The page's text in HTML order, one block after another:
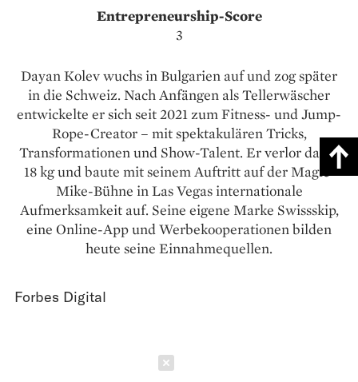
Entrepreneurship-Score
3
Dayan Kolev wuchs in Bulgarien auf und zog später
in die Schweiz. Nach Anfängen als Tellerwäscher
entwickelte er sich seit 2021 zum Fitness- und Jump-
Rope-Creator – mit spektakulären Tricks,
Transformationen und Show-Talent. Er verlor dabei
18 kg und baute mit seinem Auftritt auf der Magic-
Mike-Bühne in Las Vegas internationale
Aufmerksamkeit auf. Seine eigene Marke Swissskip,
eine Online-App und Werbekooperationen bilden
heute seine Einnahmequellen.
Forbes Digital